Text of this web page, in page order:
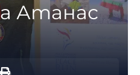
Атанас